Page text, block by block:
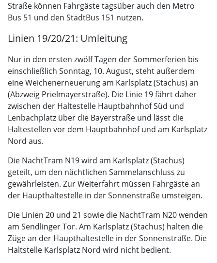
Straße können Fahrgäste tagsüber auch den Metro
Bus 51 und den StadtBus 151 nutzen.
Linien 19/20/21: Umleitung
Nur in den ersten zwölf Tagen der Sommerferien bis
einschließlich Sonntag, 10. August, steht außerdem
eine Weichenerneuerung am Karlsplatz (Stachus) an
(Abzweig Prielmayerstraße). Die Linie 19 fährt daher
zwischen der Haltestelle Hauptbahnhof Süd und
Lenbachplatz über die Bayerstraße und lässt die
Haltestellen vor dem Hauptbahnhof und am Karlsplatz
Nord aus.
Die NachtTram N19 wird am Karlsplatz (Stachus)
geteilt, um den nächtlichen Sammelanschluss zu
gewährleisten. Zur Weiterfahrt müssen Fahrgäste an
der Haupthaltestelle in der Sonnenstraße umsteigen.
Die Linien 20 und 21 sowie die NachtTram N20 wenden
am Sendlinger Tor. Am Karlsplatz (Stachus) halten die
Züge an der Haupthaltestelle in der Sonnenstraße. Die
Haltstelle Karlsplatz Nord wird nicht bedient.